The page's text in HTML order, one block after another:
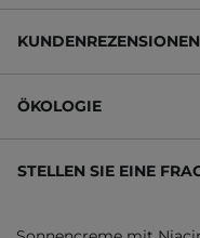
KUNDENREZENSIONEN
ÖKOLOGIE
STELLEN SIE EINE